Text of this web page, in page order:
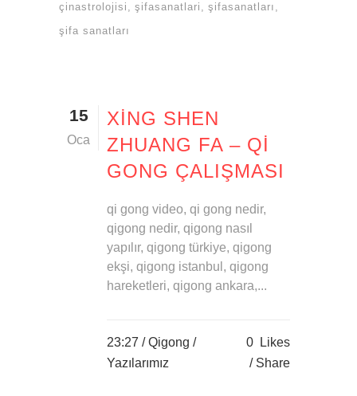
çinastrolojisi
şifasanatlari
şifasanatları
şifa sanatları
15
Oca
XING SHEN
ZHUANG FA – QI
GONG ÇALIŞMASI
qi gong video, qi gong nedir,
qigong nedir, qigong nasıl
yapılır, qigong türkiye, qigong
ekşi, qigong istanbul, qigong
hareketleri, qigong ankara,...
23:27 /Qigong /
Yazılarımız
0
Likes
Share